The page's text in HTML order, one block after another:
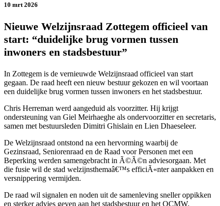
10 mrt 2026
Nieuwe Welzijnsraad Zottegem officieel van
start: “duidelijke brug vormen tussen
inwoners en stadsbestuur”
In Zottegem is de vernieuwde Welzijnsraad officieel van start
gegaan. De raad heeft een nieuw bestuur gekozen en wil voortaan
een duidelijke brug vormen tussen inwoners en het stadsbestuur.
Chris Herreman werd aangeduid als voorzitter. Hij krijgt
ondersteuning van Giel Meirhaeghe als ondervoorzitter en secretaris,
samen met bestuursleden Dimitri Ghislain en Lien Dhaeseleer.
De Welzijnsraad ontstond na een hervorming waarbij de
Gezinsraad, Seniorenraad en de Raad voor Personen met een
Beperking werden samengebracht in Ã©Ã©n adviesorgaan. Met
die fusie wil de stad welzijnsthemaâ€™s efficiÃ«nter aanpakken en
versnippering vermijden.
De raad wil signalen en noden uit de samenleving sneller oppikken
en sterker advies geven aan het stadsbestuur en het OCMW.